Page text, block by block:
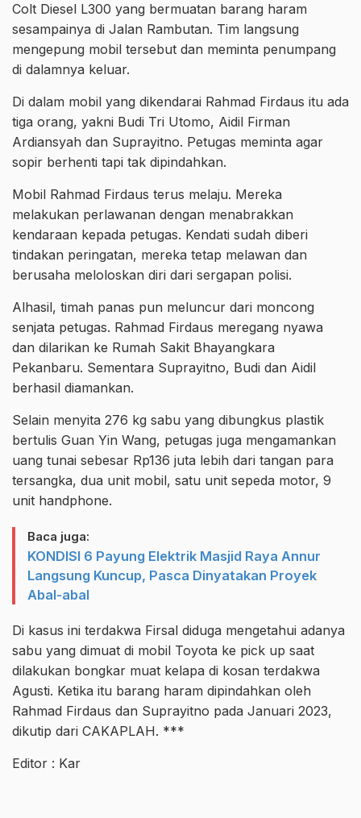
Colt Diesel L300 yang bermuatan barang haram
sesampainya di Jalan Rambutan. Tim langsung
mengepung mobil tersebut dan meminta penumpang
di dalamnya keluar.
Di dalam mobil yang dikendarai Rahmad Firdaus itu ada
tiga orang, yakni Budi Tri Utomo, Aidil Firman
Ardiansyah dan Suprayitno. Petugas meminta agar
sopir berhenti tapi tak dipindahkan.
Mobil Rahmad Firdaus terus melaju. Mereka
melakukan perlawanan dengan menabrakkan
kendaraan kepada petugas. Kendati sudah diberi
tindakan peringatan, mereka tetap melawan dan
berusaha meloloskan diri dari sergapan polisi.
Alhasil, timah panas pun meluncur dari moncong
senjata petugas. Rahmad Firdaus meregang nyawa
dan dilarikan ke Rumah Sakit Bhayangkara
Pekanbaru. Sementara Suprayitno, Budi dan Aidil
berhasil diamankan.
Selain menyita 276 kg sabu yang dibungkus plastik
bertulis Guan Yin Wang, petugas juga mengamankan
uang tunai sebesar Rp136 juta lebih dari tangan para
tersangka, dua unit mobil, satu unit sepeda motor, 9
unit handphone.
Baca juga:
KONDISI 6 Payung Elektrik Masjid Raya Annur
Langsung Kuncup, Pasca Dinyatakan Proyek
Abal-abal
Di kasus ini terdakwa Firsal diduga mengetahui adanya
sabu yang dimuat di mobil Toyota ke pick up saat
dilakukan bongkar muat kelapa di kosan terdakwa
Agusti. Ketika itu barang haram dipindahkan oleh
Rahmad Firdaus dan Suprayitno pada Januari 2023,
dikutip dari CAKAPLAH. ***
Editor : Kar